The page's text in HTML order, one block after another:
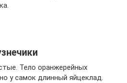
Тело оранжерейных
у самок длинный яйцеклад.